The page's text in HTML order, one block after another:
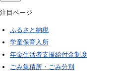
注目ページ
ふるさと納税
学童保育入所
年金生活者支援給付金制度
ごみ集積所・ごみ分別